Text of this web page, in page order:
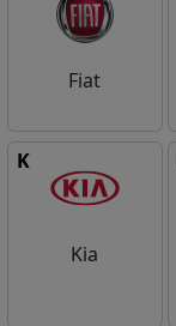
Fiat
K
Kia